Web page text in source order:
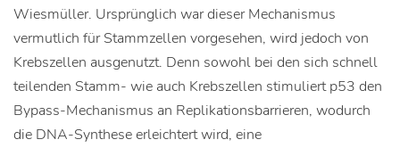
Wiesmüller. Ursprünglich war dieser Mechanismus
vermutlich für Stammzellen vorgesehen, wird jedoch von
Krebszellen ausgenutzt. Denn sowohl bei den sich schnell
teilenden Stamm- wie auch Krebszellen stimuliert p53 den
Bypass-Mechanismus an Replikationsbarrieren, wodurch
die DNA-Synthese erleichtert wird, eine